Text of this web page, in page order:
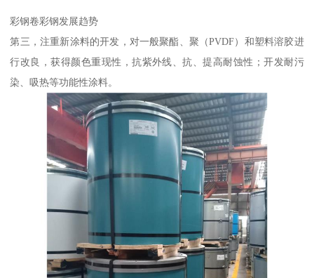
彩钢卷彩钢发展趋势
第三，注重新涂料的开发，对一般聚酯、聚（PVDF）和塑料溶胶进
行改良，获得颜色重现性，抗紫外线、抗、提高耐蚀性；开发耐污
染、吸热等功能性涂料。